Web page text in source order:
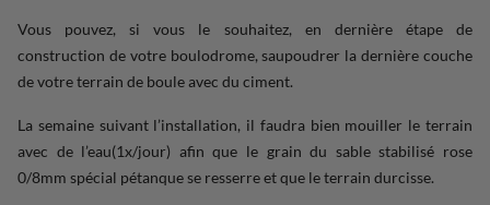
Vous pouvez, si vous le souhaitez, en dernière étape de
construction de votre boulodrome, saupoudrer la dernière couche
de votre terrain de boule avec du ciment.
La semaine suivant l’installation, il faudra bien mouiller le terrain
avec de l’eau(1x/jour) afin que le grain du sable stabilisé rose
0/8mm spécial pétanque se resserre et que le terrain durcisse.